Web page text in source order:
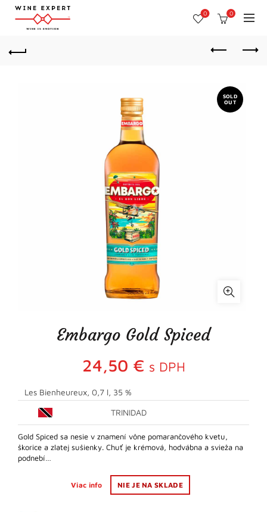
0 0
SOLD
OUT
Embargo Gold Spiced
24,50 € s DPH
Les Bienheureux, 0,7 l, 35 %
TRINIDAD
Gold Spiced sa nesie v znamení vône pomarančového kvetu,
škorice a zlatej sušienky. Chuť je krémová, hodvábna a svieža na
podnebí…
Viac info NIE JE NA SKLADE